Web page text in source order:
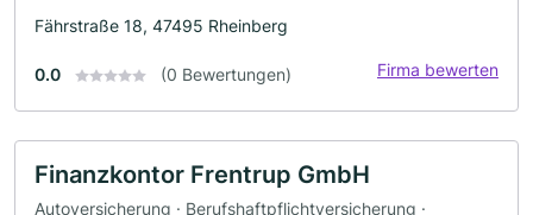
Fährstraße 18, 47495 Rheinberg
0.0 (0 Bewertungen) Firma bewerten
Finanzkontor Frentrup GmbH
Autoversicherung · Berufshaftpflichtversicherung ·